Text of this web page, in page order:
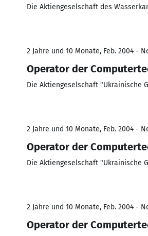
Die Aktiengeselschaft des
2 Jahre und 10 Monate, Feb. 2004 -
Operator der
Die Aktiengeselschaft "Ukrainische
2 Jahre und 10 Monate, Feb. 2004 -
Operator der
Die Aktiengeselschaft "Ukrainische
2 Jahre und 10 Monate, Feb. 2004 -
Operator der